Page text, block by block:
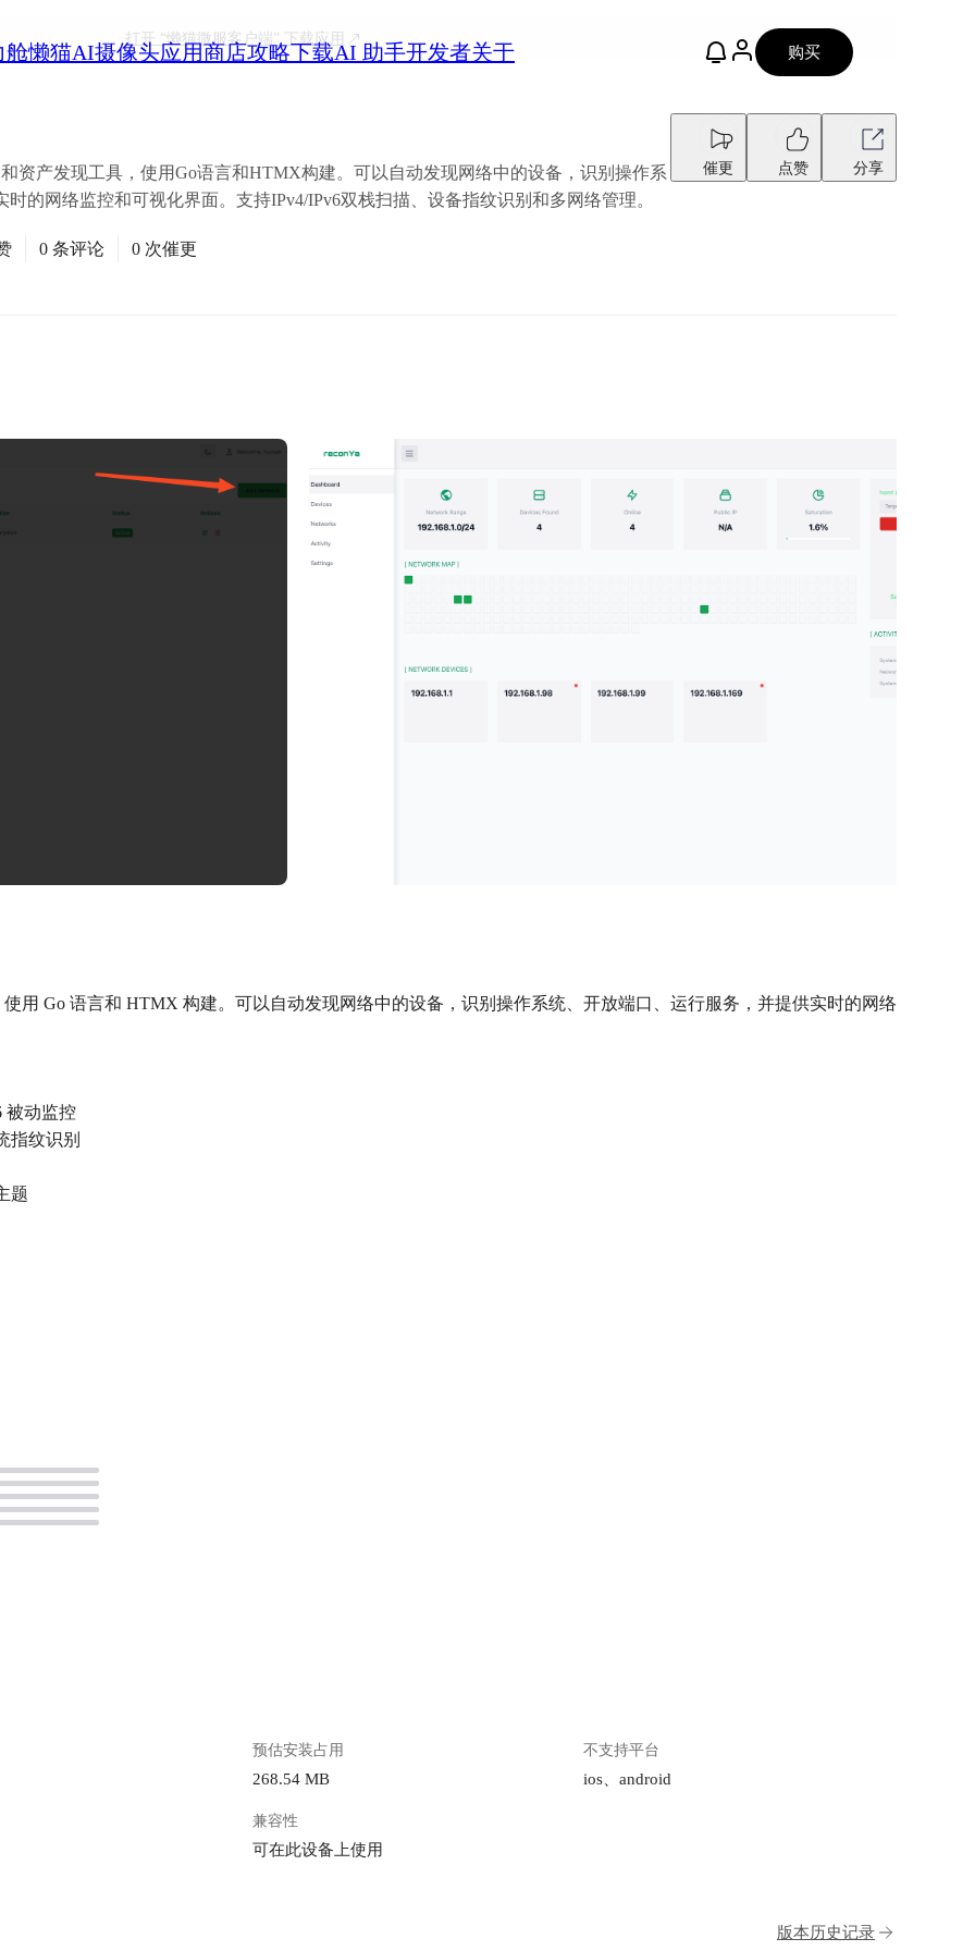
舱懒猫AI摄像头应用商店攻略下载AI 助手开发者关于 购买
打开 “懒猫微服客户端”下载应用
资产发现工具，使用Go语言和HTMX构建。可以自动发现网络中的设备，识别操作系
的网络监控和可视化界面。支持IPv4/IPv6双栈扫描、设备指纹识别和多网络管理。
催更 点赞 分享
0 条评论 0 次催更
用 Go 语言和 HTMX 构建。可以自动发现网络中的设备，识别操作系统、开放端口、运行服务，并提供实时的网络
被动监控
指纹识别
题
预估安装占用
268.54 MB
不支持平台
ios、android
兼容性
可在此设备上使用
版本历史记录